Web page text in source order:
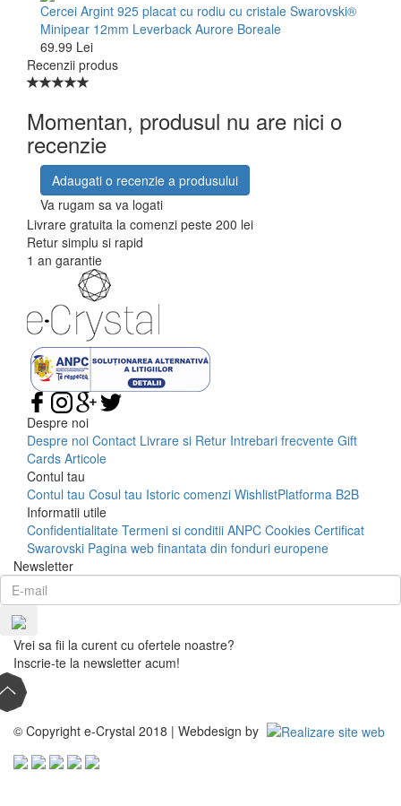
Cercei Argint 925 placat cu rodiu cu cristale Swarovski®
Minipear 12mm Leverback Aurore Boreale
69.99 Lei
Recenzii produs
Momentan, produsul nu are nici o
recenzie
Adaugati o recenzie a produsului
Va rugam sa va logati
Livrare gratuita la comenzi peste 200 lei
Retur simplu si rapid
1 an garantie
Despre noi
Despre noi Contact Livrare si Retur Intrebari frecvente Gift
Cards Articole
Contul tau
Contul tau Cosul tau Istoric comenzi WishlistPlatforma B2B
Informatii utile
Confidentialitate Termeni si conditii ANPC Cookies Certificat
Swarovski Pagina web finantata din fonduri europene
Newsletter
Vrei sa fii la curent cu ofertele noastre?
Inscrie-te la newsletter acum!
© Copyright e-Crystal 2018 | Webdesign by